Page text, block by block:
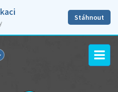
Stáhnout